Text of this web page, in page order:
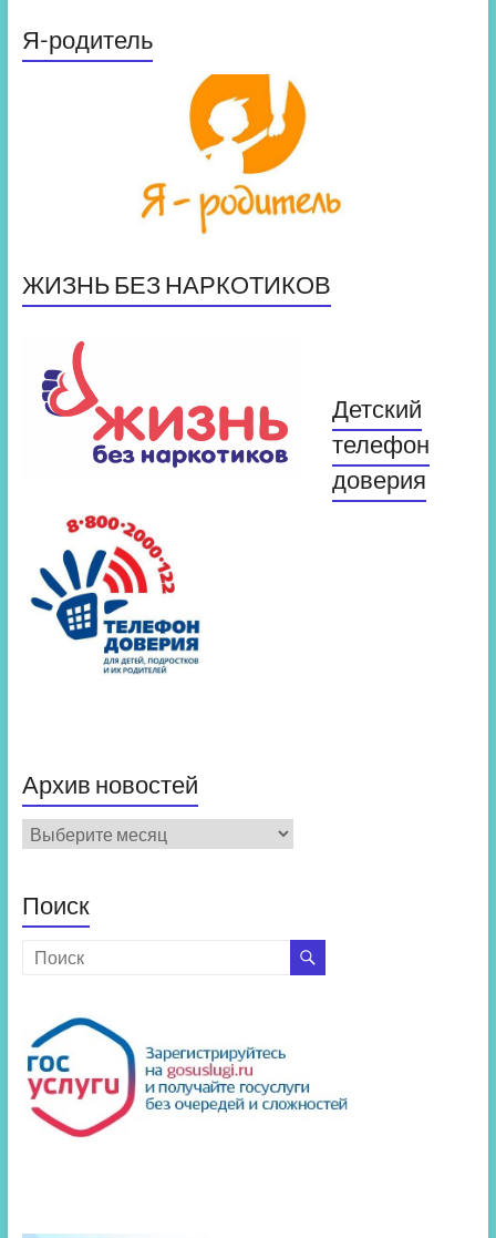
Я-родитель
ЖИЗНЬ БЕЗ НАРКОТИКОВ
Детский
телефон
доверия
Архив новостей
Архив
новостей
Поиск